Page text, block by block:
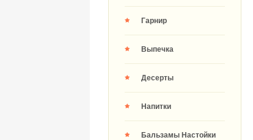
Гарнир
Выпечка
Десерты
Напитки
Бальзамы Настойки